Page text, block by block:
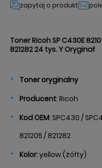
zapytaj o produkt
Toner Ricoh SP C430E
821282 24 tys. Y Oryginał
Toneroryginalny
Producent: Ricoh
KodOEM: SPC430 /
821205 / 821282
Kolor:yellow (żółty)